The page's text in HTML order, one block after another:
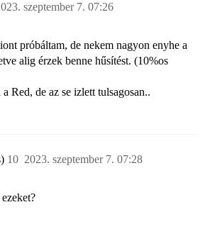
szeptember 7. 07:26
próbáltam, de nekem nagyon enyhe a
alig érzek benne hűsítést. (10%os
Red, de az se izlett tulsagosan..
2023. szeptember 7. 07:28
10